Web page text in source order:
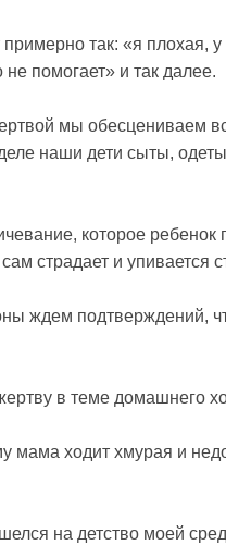
так: «я плохая,
помогает» и так далее.
мы обесцениваем
наши дети сыты,
которое
страдает и упивается
ждем подтверждений,
в теме домашнего
мама ходит хмурая и
на детство моей